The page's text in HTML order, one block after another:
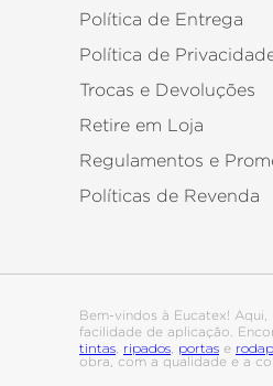
Política de Entrega
Política de
Trocas e Devoluções
Retire em Loja
Regulamentos e
Políticas de Revenda
Bem-vindos à Eucatex!
facilidade de aplicação.
tintas ripados portas e
obra, com a qualidade e a